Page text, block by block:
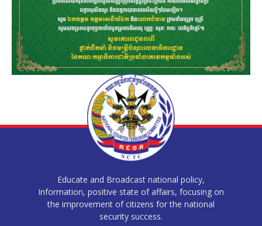
Educate and Broadcast national policy,
Information, positive state of affairs, focusing on
the improvement of citizens for the national
security success.